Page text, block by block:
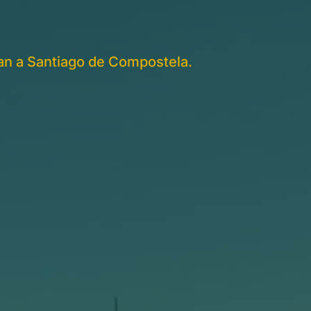
a Santiago de Compostela.